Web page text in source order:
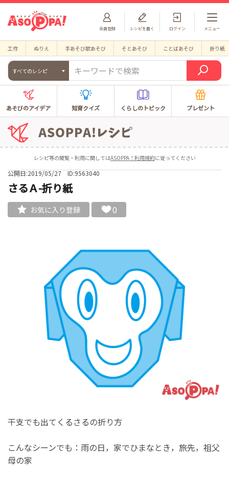
会員登録 ログイン
レシピを書く メニュー
工作 ぬりえ 手あそび歌あそび そとあそび ことばあそび 折り紙
すべてのレシピ
あそびのアイデア 知育クイズ くらしのトピック プレゼント
レシピ等の閲覧・利用に関してはASOPPA！利用規約に従ってください
公開日:2019/05/27 ID:9563040
さるＡ-折り紙
お気に入り登録 0
干支でも出てくるさるの折り方
こんなシーンでも：雨の日，家でひまなとき，旅先，祖父
母の家